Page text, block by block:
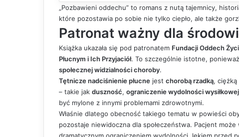
„Pozbawieni oddechu” to romans z nutą tajemnicy,
które pozostawia po sobie nie tylko ciepło, ale także
Patronat ważny dla
Książka ukazała się pod patronatem Fundacji Oddech
Płucnym i Ich Przyjaciół. To szczególnie istotne,
społecznej widzialności choroby.
Tętnicze nadciśnienie płucne jest chorobą rzadką,
– takie jak duszność, ograniczenie wydolności wysiłkowej
być mylone z innymi problemami zdrowotnymi.
Właśnie dlatego obecność takiego tematu w powieści
pozostaje niewidoczna dla społeczeństwa. Pacjent